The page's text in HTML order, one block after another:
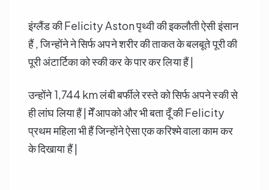
इंग्लैंड की Felicity Aston पृथ्वी की इकलौती ऐसी इंसान
हैं , जिन्होंने ने सिर्फ अपने शरीर की ताकत के बलबूते पूरी की
पूरी अंटार्टिका को स्की कर के पार कर लिया हैं |
उन्होंने 1,744 km लंबी बर्फीले रस्ते को सिर्फ अपने स्की से
ही लांघ लिया हैं | मेँ आपको और भी बता दूँ की Felicity
प्रथम महिला भी हैं जिन्होंने ऐसा एक करिश्मे वाला काम कर
के दिखाया हैं |